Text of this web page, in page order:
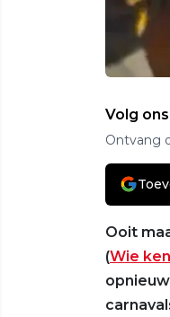
Volg
Ontvang
Ooit
(Wie